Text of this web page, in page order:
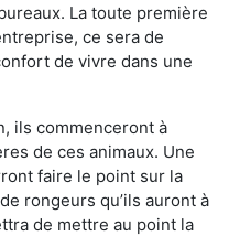
La toute première
ce sera de
de vivre dans une
ils commenceront à
de ces animaux. Une
faire le point sur la
rongeurs qu’ils auront à
de mettre au point la